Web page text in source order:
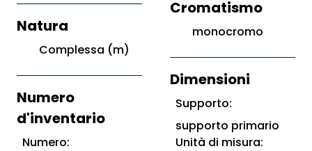
Natura
Complessa (m)
Numero
d'inventario
Numero:
Cromatismo
monocromo
Dimensioni
Supporto:
supporto primario
Unità di misura: